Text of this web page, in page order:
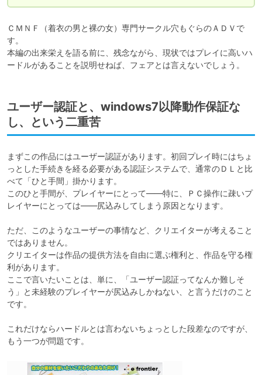
ＣＭＮＦ（着衣の男と裸の女）専門サークル穴もぐらのＡＤＶで
す。
本編の出来栄えを語る前に、残念ながら、現状ではプレイに高いハ
ードルがあることを説明せねば、フェアとは言えないでしょう。
ユーザー認証と、windows7以降動作保証な
し、という二重苦
まずこの作品にはユーザー認証があります。初回プレイ時にはちょ
っとした手続きを経る必要がある認証システムで、通常のＤＬと比
べて「ひと手間」掛かります。
このひと手間が、プレイヤーにとって――特に、ＰＣ操作に疎いプ
レイヤーにとっては――尻込みしてしまう原因となります。
ただ、このようなユーザーの事情など、クリエイターが考えること
ではありません。
クリエイターは作品の提供方法を自由に選ぶ権利と、作品を守る権
利があります。
ここで言いたいことは、単に、「ユーザー認証ってなんか難しそ
う」と未経験のプレイヤーが尻込みしかねない、と言うだけのこと
です。
これだけならハードルとは言わないちょっとした段差なのですが、
もう一つが問題です。